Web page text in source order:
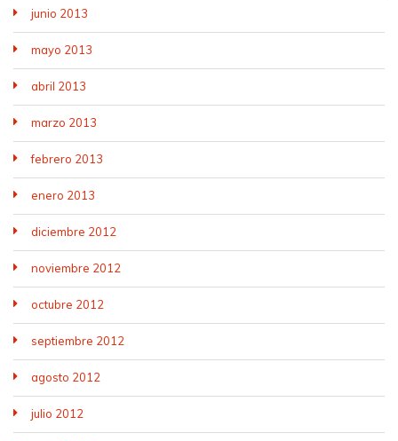
junio 2013
mayo 2013
abril 2013
marzo 2013
febrero 2013
enero 2013
diciembre 2012
noviembre 2012
octubre 2012
septiembre 2012
agosto 2012
julio 2012